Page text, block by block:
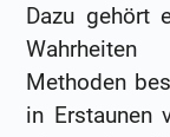
Dazu gehört
Methoden
in Erstaunen